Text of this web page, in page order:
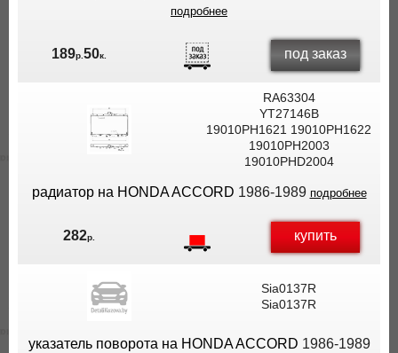
подробнее
189р. 50к. под заказ
RA63304
YT27146B
19010PH1621 19010PH1622
19010PH2003
19010PHD2004
радиатор на HONDA ACCORD 1986-1989 подробнее
282р. купить
Sia0137R
Sia0137R
указатель поворота на HONDA ACCORD 1986-1989